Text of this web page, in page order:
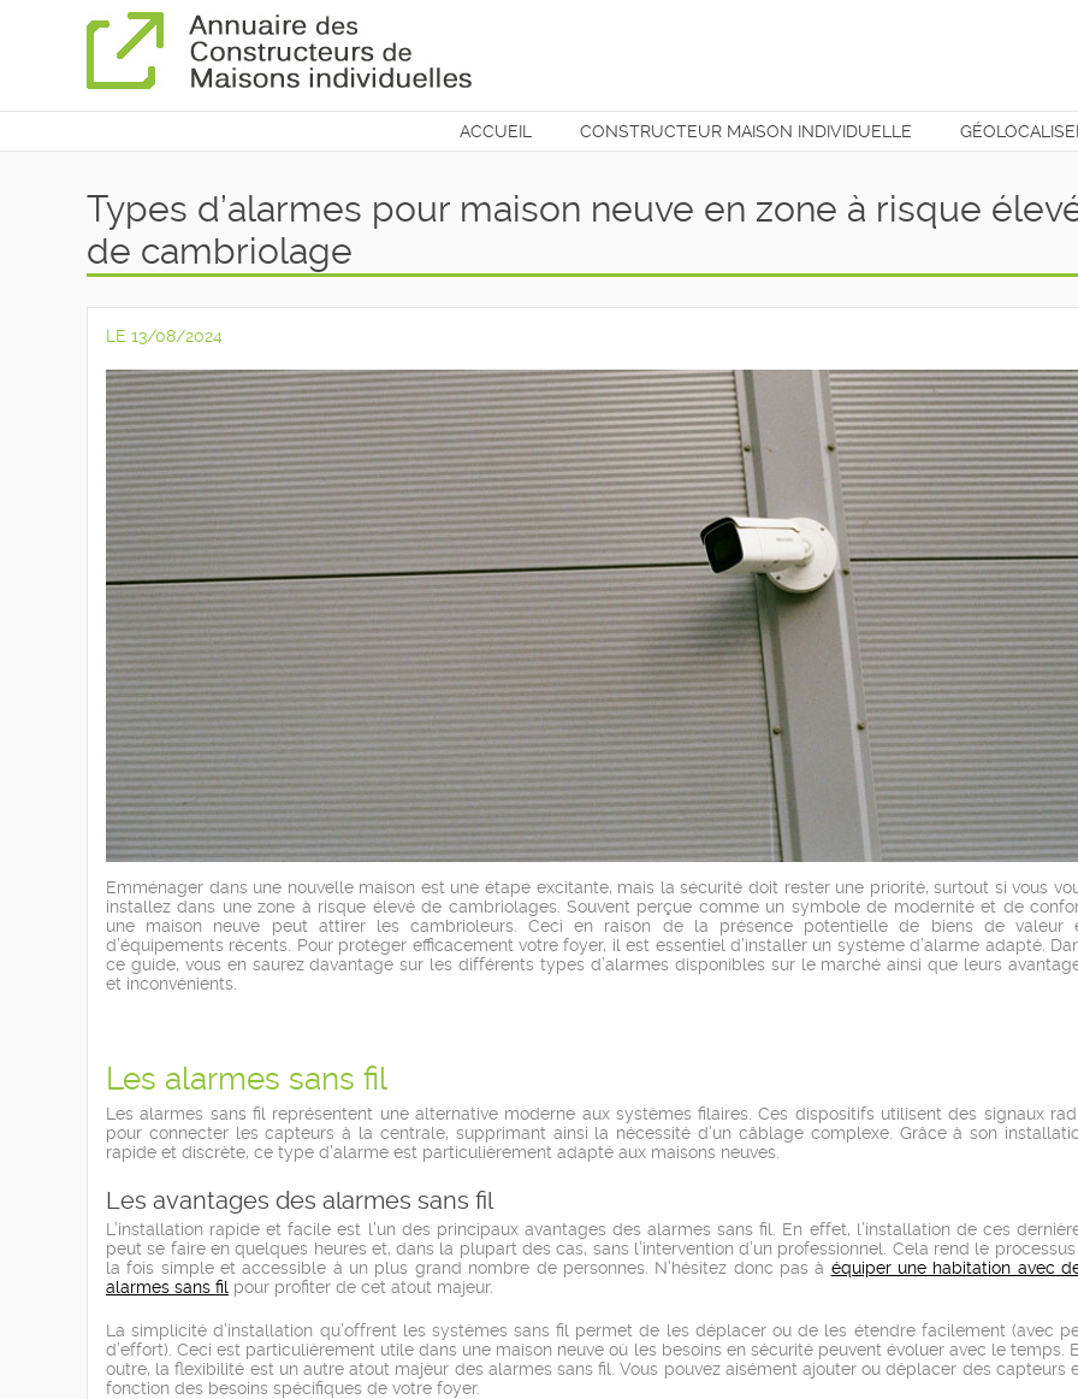
ACCUEIL CONSTRUCTEUR MAISON INDIVIDUELLE
Types d’alarmes pour maison neuve en zone à risque
de cambriolage
LE 13/08/2024
Emménager dans une nouvelle maison est une étape excitante, mais la sécurité doit rester une priorité, surtout si vous
installez dans une zone à risque élevé de cambriolages. Souvent perçue comme un symbole de modernité et de
une maison neuve peut attirer les cambrioleurs. Ceci en raison de la présence potentielle de biens de valeur
d’équipements récents. Pour protéger efficacement votre foyer, il est essentiel d’installer un système d’alarme adapté.
ce guide, vous en saurez davantage sur les différents types d’alarmes disponibles sur le marché ainsi que leurs
et inconvénients.
Les alarmes sans fil
Les alarmes sans fil représentent une alternative moderne aux systèmes filaires. Ces dispositifs utilisent des signaux
pour connecter les capteurs à la centrale, supprimant ainsi la nécessité d’un câblage complexe. Grâce à son
rapide et discrète, ce type d’alarme est particulièrement adapté aux maisons neuves.
Les avantages des alarmes sans fil
L’installation rapide et facile est l’un des principaux avantages des alarmes sans fil. En effet, l’installation de ces
peut se faire en quelques heures et, dans la plupart des cas, sans l’intervention d’un professionnel. Cela rend le processus
la fois simple et accessible à un plus grand nombre de personnes. N’hésitez donc pas à équiper une habitation avec
alarmes sans fil pour profiter de cet atout majeur.
La simplicité d’installation qu’offrent les systèmes sans fil permet de les déplacer ou de les étendre facilement (avec
d’effort). Ceci est particulièrement utile dans une maison neuve où les besoins en sécurité peuvent évoluer avec le temps.
outre, la flexibilité est un autre atout majeur des alarmes sans fil. Vous pouvez aisément ajouter ou déplacer des capteurs
fonction des besoins spécifiques de votre foyer.